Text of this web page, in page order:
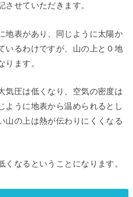
させていただきます。
地表があり、同じように太陽か
いるわけですが、山の上と０地
ります。
気圧は低くなり、空気の密度は
ように地表から温められるとし
山の上は熱が伝わりにくくなる
くなるということになります。